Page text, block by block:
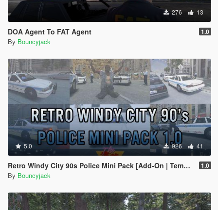
276 13
DOA Agent To FAT Agent 1.0
By Bouncyjack
5.0 926 41
Retro Windy City 90s Police Mini Pack [Add-On | Templates] 1.0
By Bouncyjack